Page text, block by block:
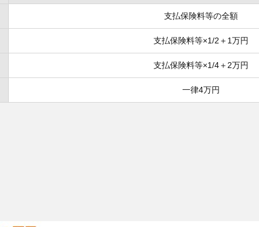
支払保険料等の全額
支払保険料等×1/2＋1万円
支払保険料等×1/4＋2万円
一律4万円